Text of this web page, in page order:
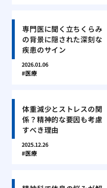
専門医に聞く立ちくらみ
の背景に隠された深刻な
疾患のサイン
2026.01.06
医療
体重減少とストレスの関
係？精神的な要因も考慮
すべき理由
2025.12.26
医療